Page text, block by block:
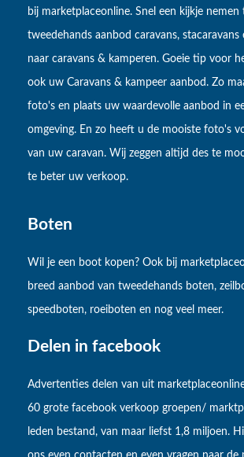
bij marketplaceonline. Snel een kijkje nemen
tweedehands aanbod caravans, stacaravans
naar caravans & kamperen. Goeie tip voor
ook uw Caravans & kampeer aanbod. Zo
foto's en plaats uw waardevolle aanbod in
omgeving. En zo heeft u de mooiste foto's
van uw caravan. Wij zeggen altijd des te
te beter uw verkoop.
Boten
Wil je een boot kopen? Ook bij
breed aanbod van tweedehands boten,
speedboten, roeiboten en nog veel meer.
Delen in facebook
Advertenties delen van uit
60 grote facebook verkoop groepen/
leden bestand, van maar liefst 1,8 miljoen.